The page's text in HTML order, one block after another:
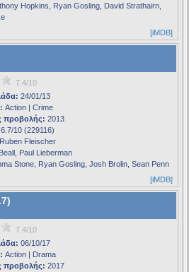
Hopkins, Ryan Gosling, David Strathairn,
[iMDB]
7.4/10
24/01/13
Action | Crime
προβολής: 2013
6.7/10 (229116)
Ruben Fleischer
Paul Lieberman
Stone, Ryan Gosling, Josh Brolin, Sean Penn
[iMDB]
7.4/10
06/10/17
Action | Drama
προβολής: 2017